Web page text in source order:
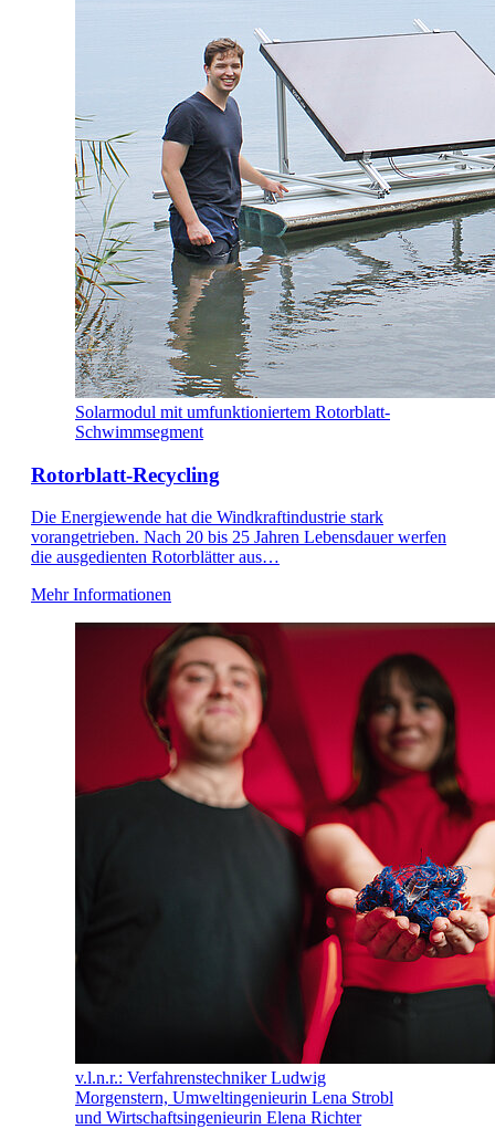
Solarmodul mit umfunktioniertem Rotorblatt-
Schwimmsegment
Rotorblatt-Recycling
Die Energiewende hat die Windkraftindustrie stark
vorangetrieben. Nach 20 bis 25 Jahren Lebensdauer werfen
die ausgedienten Rotorblätter aus…
Mehr Informationen
v.l.n.r.: Verfahrenstechniker Ludwig
Morgenstern, Umweltingenieurin Lena Strobl
und Wirtschaftsingenieurin Elena Richter